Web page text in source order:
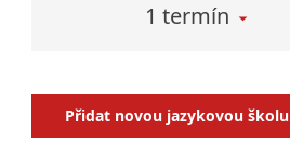
1 termín
Přidat novou jazykovou školu